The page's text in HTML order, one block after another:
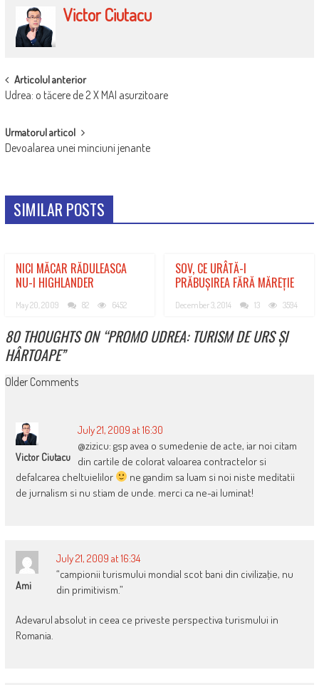
Victor Ciutacu
POST
NAVIGATION
Articolul anterior
Udrea: o tăcere de 2 X MAI asurzitoare
Urmatorul articol
Devoalarea unei minciuni jenante
SIMILAR POSTS
NICI MĂCAR RĂDULEASCA
NU-I HIGHLANDER
May 20, 2009 82 6452
SOV, CE URÂTĂ-I
PRĂBUȘIREA FĂRĂ MĂREȚIE
December 3, 2014 13 3594
80 THOUGHTS ON “PROMO UDREA: TURISM DE URS ȘI
HÂRTOAPE”
COMMENT
Older Comments
Victor Ciutacu
July 21, 2009 at 16:30
@zizicu: gsp avea o sumedenie de acte, iar noi citam
din cartile de colorat valoarea contractelor si
defalcarea cheltuielilor
ne gandim sa luam si noi niste meditatii
de jurnalism si nu stiam de unde. merci ca ne-ai luminat!
Ami
July 21, 2009 at 16:34
“campionii turismului mondial scot bani din civilizaţie, nu
din primitivism.”
Adevarul absolut in ceea ce priveste perspectiva turismului in
Romania.